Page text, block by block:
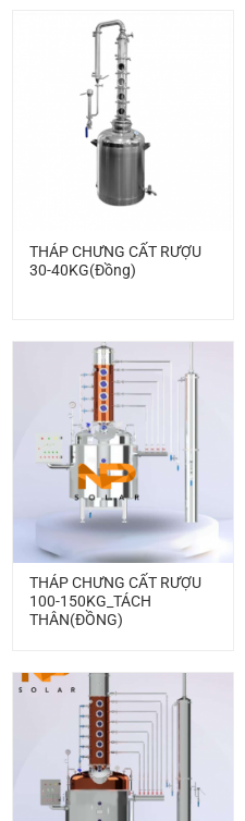
THÁP CHƯNG CẤT RƯỢU
30-40KG(Đồng)
THÁP CHƯNG CẤT RƯỢU
100-150KG_TÁCH
THÂN(ĐỒNG)